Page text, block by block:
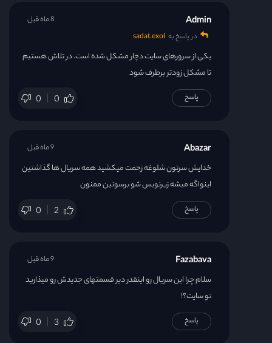
Admin
در پاسخ به sadat.exol
یکی از سرورهای سایت دچار مشکل شده است. در تلاش هستیم
تا مشکل زودتر برطرف شود
0 0
8 ماه قبل
پاسخ
Abazar
خدایش سرتون شلوغه زحمت میکشید همه سریال ها گذاشتین
اینواگه میشه زیرنویس شو برسونین ممنون
0 2
9 ماه قبل
پاسخ
Fazabava
سلام چرا این سریال رو اینقدر دیر قسمتهای جدیدش رو میذارید
تو سایت؟!
0 3
9 ماه قبل
پاسخ